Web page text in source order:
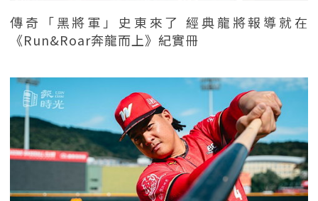
傳奇「黑將軍」史東來了 經典龍將報導就在
《Run&Roar奔龍而上》紀實冊